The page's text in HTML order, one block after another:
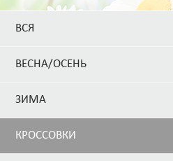
ВСЯ
ВЕСНА/ОСЕНЬ
ЗИМА
КРОССОВКИ